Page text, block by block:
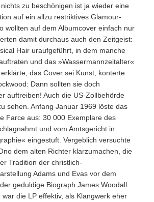
zu beschönigen ist ja wieder eine
auf ein allzu restriktives Glamour-
wollten auf dem Albumcover einfach nur
damit durchaus auch den Zeitgeist:
Hair uraufgeführt, in dem manche
und das »Wassermannzeitalter«
das Cover sei Kunst, konterte
Dann sollten sie doch
auftreiben! Auch die US-Zollbehörde
sehen. Anfang Januar 1969 löste das
Farce aus: 30 000 Exemplare des
und vom Amtsgericht in
eingestuft. Vergeblich versuchte
dem alten Richter klarzumachen, die
Tradition der christlich-
Adams und Evas vor dem
geduldige Biograph James Woodall
die LP effektiv, als Klangwerk eher